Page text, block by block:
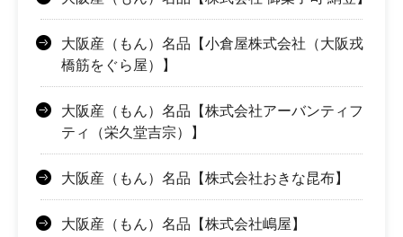
大阪産（もん）名品【小倉屋株式会社（大阪戎
橋筋をぐら屋）】
大阪産（もん）名品【株式会社アーバンティフ
ティ（栄久堂吉宗）】
大阪産（もん）名品【株式会社おきな昆布】
大阪産（もん）名品【株式会社嶋屋】